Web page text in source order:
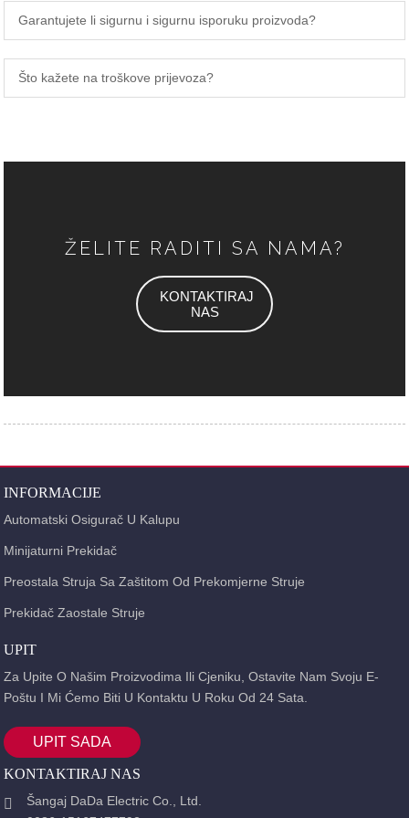
Garantujete li sigurnu i sigurnu isporuku proizvoda?
Što kažete na troškove prijevoza?
ŽELITE RADITI SA NAMA?
KONTAKTIRAJ
NAS
INFORMACIJE
Automatski Osigurač U Kalupu
Minijaturni Prekidač
Preostala Struja Sa Zaštitom Od Prekomjerne Struje
Prekidač Zaostale Struje
UPIT
Za Upite O Našim Proizvodima Ili Cjeniku, Ostavite Nam Svoju E-
Poštu I Mi Ćemo Biti U Kontaktu U Roku Od 24 Sata.
UPIT SADA
KONTAKTIRAJ NAS
Šangaj DaDa Electric Co., Ltd.